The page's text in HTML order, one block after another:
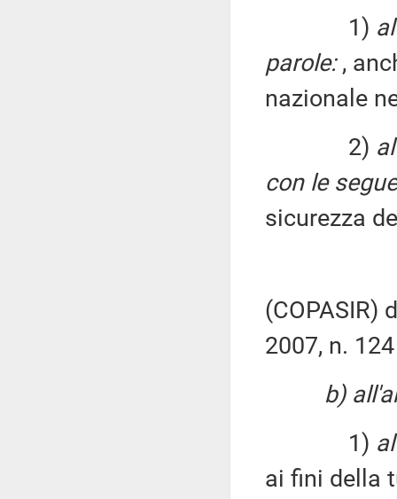
1)
parole:,
nazionale
2)
con le
sicurezza
(COPASIR)
2007, n. 124
b)
1)
ai fini della